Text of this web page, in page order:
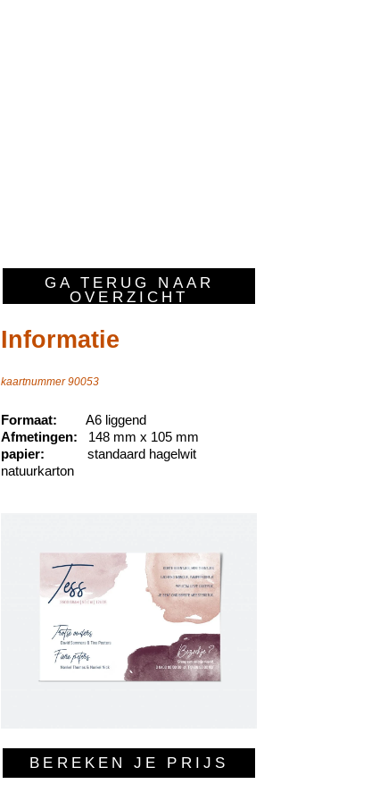
GA TERUG NAAR
OVERZICHT
Informatie
kaartnummer 90053
Formaat:A6 liggend
Afmetingen: 148 mm x 105 mm
papier:standaard hagelwit
natuurkarton
BEREKEN JE PRIJS